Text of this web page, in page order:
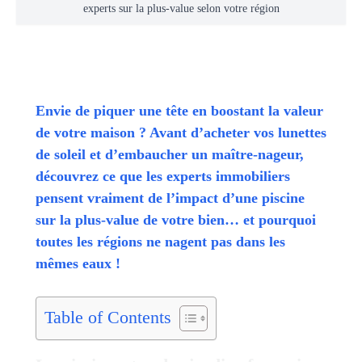
experts sur la plus-value selon votre région
Envie de piquer une tête en boostant la valeur
de votre maison ? Avant d’acheter vos lunettes
de soleil et d’embaucher un maître-nageur,
découvrez ce que les experts immobiliers
pensent vraiment de l’impact d’une piscine
sur la plus-value de votre bien… et pourquoi
toutes les régions ne nagent pas dans les
mêmes eaux !
Table of Contents